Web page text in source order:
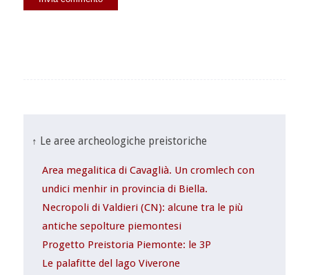
↑ Le aree archeologiche preistoriche
Area megalitica di Cavaglià. Un cromlech con
undici menhir in provincia di Biella.
Necropoli di Valdieri (CN): alcune tra le più
antiche sepolture piemontesi
Progetto Preistoria Piemonte: le 3P
Le palafitte del lago Viverone